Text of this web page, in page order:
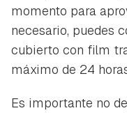
momento para
necesario, puedes
cubierto con film
máximo de 24
Es importante no